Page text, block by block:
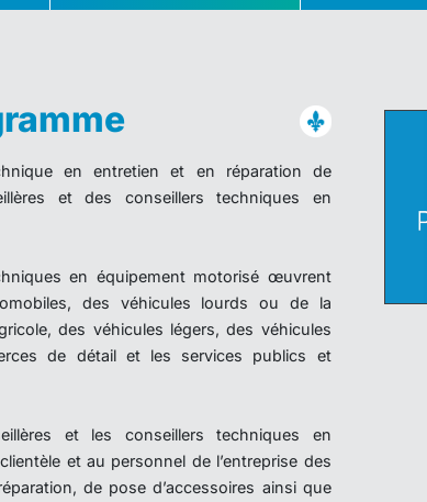
en entretien et en réparation de
et des conseillers techniques en
en équipement motorisé œuvrent
des véhicules lourds ou de la
des véhicules légers, des véhicules
de détail et les services publics et
et les conseillers techniques en
et au personnel de l’entreprise des
de pose d’accessoires ainsi que